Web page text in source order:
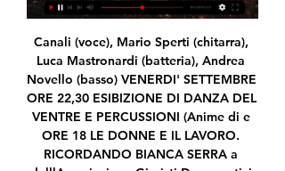
Canali (voce), Mario Sperti (chitarra), Luca Mastronardi (batteria), Andrea Novello (basso) VENERDI' SETTEMBRE ORE 22,30 ESIBIZIONE DI DANZA DEL VENTRE E PERCUSSIONI (Anime di e ORE 18 LE DONNE E IL LAVORO. RICORDANDO BIANCA SERRA a delllAssociazione Giuristi Democratici con DANIELA DEL BOCA (Economista, Università di Torino), 12 SABATO

In uscita dalla stazione di Avellino dal lato Sud, la linea sale velocemente sovrapassando la statale Appia e attraversando parte dell'abitato di Atripalda dove spicca il grandioso viadotto curvilineo "Milano" a sedici arcate a tutto sesto della larghezza di 11 metri ciascuna per una lunghezza complessiva di 225 metri.

Don't Miss. Borrelli: “La squadra non molla mai e ha un grande carattere” Nuovo arrivo in società; Recanatese, con il Tolentino arriva l’ottava meraviglia

diretta streaming 5ª ed. 2014/2015 6ª ed. 2015/2016 7ª ed. 2016/2017 8ª ed. 2017/2018 1ª ed. 2010/2011 2ª ed. 2011/2012 3ª ed. 2012/2013 4ª ed. 2013/2014 Tutti gli incontri possono essere rivisti nell’area video del sito www.casadellacultura.it comitato scientifico Salvatore Veca Carmen Leccardi Maria Grazia Mazzocchi Valerio Onida 9

Giorgio, già in azzurro dal 2011 al 2015 con 86 presenze, torna a Chieri dopo gli anni a Cuneo e i primi mesi alla Folgore Caratese.Daniele, in questa stagione alla Pro Sesto, vanta già 40 presenze in Serie D maturate tra il Borgosesia e questa stagione.

In linea generale, quindi, si consiglia di stampare questo articolo (ed i due collegati in materia di rimborso sull’eventuale Tari non dovuta) e conservarlo per poterlo poi consultare in caso di necessità. La Tari, infatti, è un’imposta davvero molto complessa,.

Mostra la distanza in chilometri tra Brescia e Pescara e visualizza il percorso su una mappa interattiva. Calcolatore a distanza in tutto il mondo con la linea d'aria, il pianificatore di rotta, la durata del viaggio e …

Cosenza: di | Grupo Template 2 - Espaço 5 ore fa — Diretta Cosenza — Venezia in streaming Venezia - Cosenza: diretta live Serie B Calcio 26/08/2023 20 gennaio 2024 Diretta TV Cosenza ...

Cosenza - Venezia in tv e streaming: dove vedere in diretta 7 ore fa — Ma dove vedere la partita in tv e in live streaming? INFO TV E STREAMING COSENZA – VENEZIA SERIE B: DOVE VEDERLA, CANALE, LINK, NIENTE DIRETTA ...

Cagliari, Dessena si racconta a Radiolina: "Contro il Palermo la mia serata. L´espulsione a Torino? Cose che accadono" CAGLIARI – Intervenuto alla trasmissione di Radiolina "Il Cagliari in diretta" ha toccato vari temi. "La mia è sempre stata una vita da mediano.

Come il titolo del topic suggerisce, la trasmissione si intitola "When Saturday Comes". La puntata viene registrata il martedì sera ma diventa disponibile, ascoltabile e/o scaricabile da mercoledì alle ore 18, sul nostro canale spreaker che qui sotto vi linko:

Cosenza-Venezia, probabili formazioni e dove vederla 2 giorni fa — Il match sarà visibile in diretta tv su Sky Sport e in streaming su Sky Go e NOW. E, in live streaming, la partita sarà trasmessa anche dalla ...

Precedenti tra Benevento e Salernitana. Benevento e Salernitana tornano ad affrontarsi in Serie B a distanza di due stagioni. L’ultimo doppio confronto risale al 2016/17, quando finì 2-1 allo Stadio Arechi e 1-1 allo Stadio Ciro Vigorito.

Venezia streaming Cosenza-Venezia: dove ve | Group 11 ore fa — [TV###] Cosenza - Venezia streaming Cosenza-Venezia: dove vederla 20-01-2024 20.01.2024 Cittadella logo Cittadella. 36. 201064. 27207.

Diretta gol Champions League - Diretta it e risultati Champions League. Preliminari di Champions League in direttagol, i risultati live e risultati in dirretta ieri, stasera.. calcio champions league. Dopi il campionato, le squadre si sfidano nei migliori stadio d'Europa per la Champions. Roma, Barcellona, Juve, calcio e liga. Rojadirecta.

E' scaduto oggi il termine per l'iscrizione alla prossima Alps Hockey League e la sorpresa è che anche Egna, che nella scorsa stagione ha militato in serie B, ha richiesto di partecipare al campionato transfrontaliero. La Alps Hockey League ha diffuso oggi un comunicato stampa nel quale definisce

Bandito "latinos" ricercato da Milano si rifugia a San Donà: scoperto e arrestato in hotel. L'uomo, un equadoregno, si era registrato in un albergo del comune del Veneziano pensando di …

DIRETTA/ Cosenza Venezia video streaming tv 1 ora fa — La diretta del match Cosenza Venezia sarà disponibile, come di consueto per la Serie B, in televisione su Sky Sport ed in streaming su DAZN. Per ...

2016-12-23 · Ringraziamo l’Ambasciata Italiana in Cina per aver citato Welcome Chinese come Certificazione di qualità nell’ambito dell’articolo “L’Italia sempre più Chinese friendly” nel relativo account di …

A Verona a Games District 2019 Simona Cremonini ha portato una ventata magica con la “Saga delle Streghe Quinti” e i libri sulle leggende del lago di Garda e sul mondo enogastronomico, disponibili per i due giorni della fiera insieme all’autrice a Verona, città dove sono ambientate anche alcune scene del romanzo “Il Sigillo di Sarca”.

Umana Reyer Venezia e Olimpia Milano si sfidano stasera, alle 20.45, in Gara 4 della semifinale dei Playoff 2016. Si gioca, di nuovo, al Taliercio di Mestre con i padroni di casa in vantaggio 2-1 nella serie grazie al 73-62 di lunedì sera che ha rotto l'equilibrio scaturito dai due confronti disputati, la scorsa settimana, al PalaDesio.

data, orario e diretta streaming Serie B 2023/2024 9 ore fa — La data, l'orario, la diretta tv e lo streaming di Cosenza-Venezia, match del San Vito Marulla valevole per la ventunesima giornata del ...

Serie B - Toyota Cup: domani in finale ci sarà la Paffoni Omegna 14.09.2019 13:19 di Redazione Pianetabasket.com Vedi letture Si confermano le buone sensazioni sul campo con la bella vittoria di ieri sul parquet di Bernareggio contro una Bakery che non molla facilmente ed è costretta ad inseguire i continui allunghi di una Fulgor solida e vivace.

Il meteo di Meteo Giornale contiene dettagliate previsioni meteo sino a 15 giorni per Roccella Valdemone. Inoltre il meteo per 25.000 località, il meteo per le 20 regioni d'Italia. Meteo per Europa, Meteo Mondo, Diretta Meteo. The Weather forecast.

[[[diretta tv*]]**] Partita Cosenza - Venezia in diretta Cal 28 minuti fa — Diretta Cosenza-Venezia: dove vederla in tv e live streaming 6 mag 2023 — La partita Cosenza – Venezia del 06 maggio 2023 in diretta: sotto ...

5a giornata Serie A 2018/2019: si gioca oggi, sabato 22 settembre 2018, la gara Sampdoria Inter diretta streaming qui live con voti e pagelle

Streaming: Cosenza vs Venezia diretta tv 12 ore fa — Streaming: Cosenza vs Venezia diretta tv Cosenza-Venezia, probabili formazioni e dove vederla 20 gennaio 2024 Tv dal vivo V. Cosenza.

ROMA - La Lega Pro ha reso nota la composizione dei gironi di Serie C del prossimo anno. Il Monza finisce, assieme alle altre squadre lombarde, nel Girone A con le piemontesi e le toscane (insieme all’Olbia). Nel Girone B spazio alle emiliano-romagnole (ben otto) che se la giocheranno con le

PER LA DIRETTA STREAMING CLICCA QUI. OPPURE CLICCA QUI. Dopo il risicato successo per 1-0 contro Malta grazie ad una rete segnata col braccio da Graziano Pellè, l'Italia torna in campo stasera alle 20.45 contro la Bulgaria allo stadio Barbera di Palermo nell'ottavo turno del …

[[[trasmissione in diretta<<<<]==]] Oggi Cosenza Venezia dir 10 ore fa — 11 dic 2022 — Venezia e Cosenza si affrontano nel diciassettesimo turno di Serie B: info partita, probabili formazioni, streaming gratis e ...

25 Agosto 2019. Serie C video: Carpi-Cesena 4-1. Share. Etichette: Carpi Calcio Cesena Calcio. Seguici: Articolo successivo Coppa Italia di Eccellenza Calabria video integrale: Gioiosa Jonica – Bovalinese; Articolo precedente. Le Partite in Diretta.

Roccella SERIE D 18-19 Ecco tutti i gironi 1 settembre 2018 1 settembre 2018 reginamundi TUTTO SERIE D Acireale , Bari , Castrovillari , Cittanovese , Città di Gela , Città di Messina , Girone I – Rotonda , Igea Virtus , Locri , Marsala , Messina , Nocerina , Palmese , Portici , Roccella , Sancataldese , SERIE D 18-19 Ecco tutti i gironi , Troina , Turris

Parteciperanno all’Europa League 2017/2018 tre squadre: Milan, Lazio e Atalanta. Le gare saranno trasmesse da Sky Sport e Tv8 e potranno essere viste anche in diretta streaming sulla piattaforma online di SkyGo. L’edizione 2017/2018 dell’Europa League vede il ritorno nelle competizioni europee del Milan.

Mingo Makes It Potte Group 12 ore fa — [guadare-]] Cosenza Venezia diretta streaming Radiocronaca Cosenza-Venezia 20/01/2024 Diventa tu il reporter di questa partita! Scopri come.

L’accordo prevede la collaborazione delle tre società che aderiscono al Basket Veneto Orientale con la Reyer Venezia, soprattutto in relazione al settore giovanile con corsi, aggiornamenti, affiancamento di allenatori, scambio di giocatori e la possibilità ai ragazzi del BVO di poter essere inseriti nelle squadre giovanili della Reyer a.

Posizione. Gli ospiti troveranno Parco del Monte Cucco a 14 km e ILHA MEDJUMBE a 1.4 km dalla proprietà. Il centro di Gubbio è a 1 km. I vari locali che includono Il Bargello, Officina dei Sapori e Fecchi Alessandro Enoteca Di Gubbio si può trovare in 150 metri.

l Sassuolo batte 3-1 in rimonta l'Empoli e sale al 2/o posto a quota 10 punti. Risultati e classifica Il Sassuolo si gode, anche se solo per una notte, il secondo posto solitario dopo la terza vittoria stagionale ai danni dell'Empoli, costretto a giocare gli ultimi venti minuti in dieci per l

Dizionario Reverso Italiano-Russo per tradurre Russia e migliaia di altre parole. Puoi integrare la traduzione di Russia proposta nel dizionario Italiano-Russo cercando in altri dizionari bilingui: Wikipedia, Lexilogos, Oxford, Cambridge, Chambers Harrap, Wordreference, Merriam-Webster.

Venezia: Oggi in di | Mingo Makes It Potte Group 3 ore fa — Cosenza — Venezia in streaming Cosenza - Venezia: Oggi in diretta streaming e in TV 20.01.2024 Segui